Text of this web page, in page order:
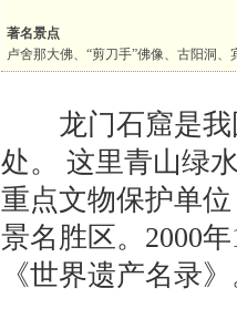
著名景点
卢舍那大佛、“剪刀手”佛像、古阳洞、
龙门石窟是我
处。 这里青山绿
重点文物保护单
景名胜区。2000
《世界遗产名录